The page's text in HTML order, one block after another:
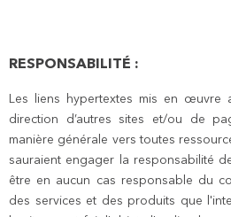
RESPONSABILITÉ :
Les liens hypertextes mis en œuvre
direction d’autres sites et/ou de
manière générale vers toutes
sauraient engager la responsabilité
être en aucun cas responsable du
des services et des produits que